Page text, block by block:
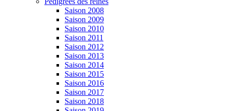
Saison 2008
Saison 2009
Saison 2010
Saison 2011
Saison 2012
Saison 2013
Saison 2014
Saison 2015
Saison 2016
Saison 2017
Saison 2018